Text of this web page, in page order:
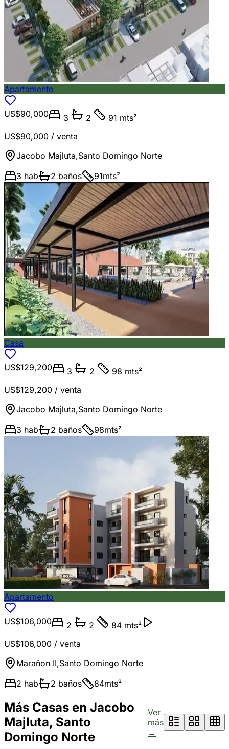
Apartamento
US$90,000 3 2
91 mts²
US$90,000 / venta
Jacobo Majluta,Santo Domingo Norte
3 hab 2 baños 91mts²
Casa
US$129,200 3 2
98 mts²
US$129,200 / venta
Jacobo Majluta,Santo Domingo Norte
3 hab 2 baños 98mts²
Apartamento
US$106,000 2 2
84 mts²
US$106,000 / venta
Marañon II,Santo Domingo Norte
2 hab 2 baños 84mts²
Más Casas en Jacobo
Majluta, Santo
Domingo Norte
Ver
más
→